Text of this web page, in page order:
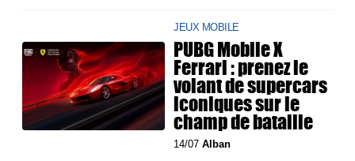
JEUX MOBILE
PUBG Mobile X
Ferrari : prenez le
volant de supercars
iconiques sur le
champ de bataille
14/07Alban